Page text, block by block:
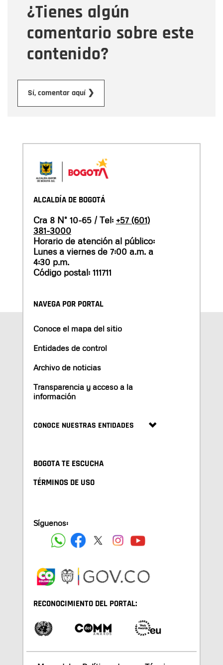
¿Tienes algún
comentario sobre este
contenido?
Sí, comentar aquí ❯
Mensaje
ALCALDÍA DE BOGOTÁ
Cra 8 N° 10-65 / Tel: +57 (601)
381-3000
Horario de atención al público:
Lunes a viernes de 7:00 a.m. a
4:30 p.m.
Código postal: 111711
NAVEGA POR PORTAL
Conoce el mapa del sitio
Entidades de control
Archivo de noticias
Transparencia y acceso a la
información
CONOCE NUESTRAS ENTIDADES
BOGOTA TE ESCUCHA
TÉRMINOS DE USO
Síguenos:
RECONOCIMIENTO DEL PORTAL: